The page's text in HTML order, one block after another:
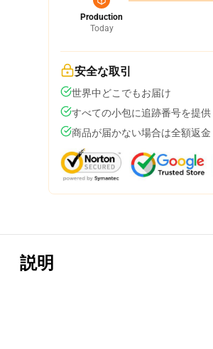
Production
Today
安全な取引
世界中どこでもお届け
すべての小包に追跡番号を提供
商品が届かない場合は全額返金
説明